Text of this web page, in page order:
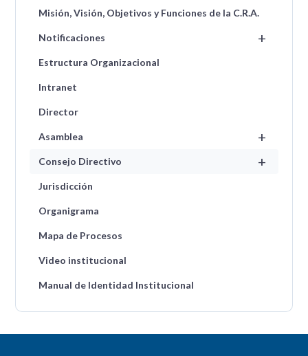
Misión, Visión, Objetivos y Funciones de la C.R.A.
+
Notificaciones
Estructura Organizacional
Intranet
Director
+
Asamblea
+
Consejo Directivo
Jurisdicción
Organigrama
Mapa de Procesos
Video institucional
Manual de Identidad Institucional